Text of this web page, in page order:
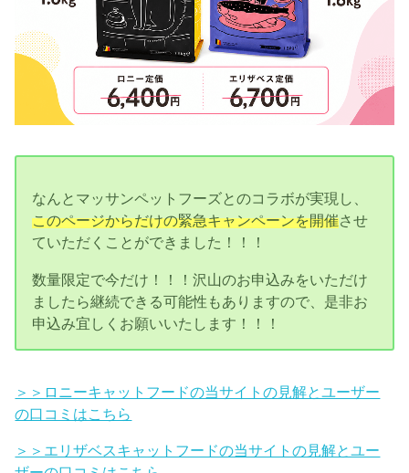
なんとマッサンペットフーズとのコラボが実現し、
このページからだけの緊急キャンペーンを開催させ
ていただくことができました！！！
数量限定で今だけ！！！沢山のお申込みをいただけ
ましたら継続できる可能性もありますので、是非お
申込み宜しくお願いいたします！！！
＞＞ロニーキャットフードの当サイトの見解とユーザー
の口コミはこちら
＞＞エリザベスキャットフードの当サイトの見解とユー